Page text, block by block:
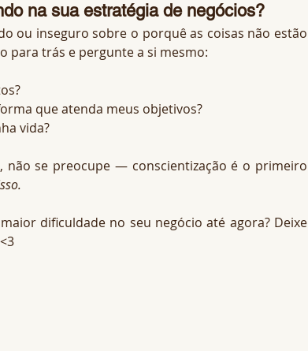
na sua estratégia de negócios?
ou inseguro sobre o porquê as coisas não estão
para trás e pergunte a si mesmo:
que atenda meus objetivos?
vida?
não se preocupe — conscientização é o primeiro
dificuldade no seu negócio até agora? Deixe
<3